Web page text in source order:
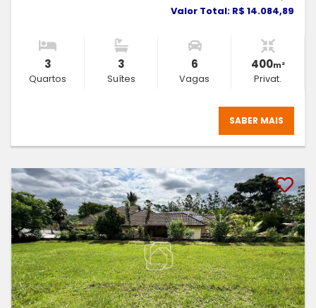
Valor Total: R$ 14.084,89
3
Quartos
3
Suítes
6
Vagas
400m²
Privat.
SABER MAIS